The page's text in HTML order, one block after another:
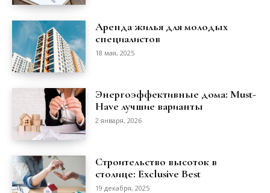
Аренда жилья для молодых
специалистов
18 мая, 2025
Энергоэффективные дома: Must-
Have лучшие варианты
2 января, 2026
Строительство высоток в
столице: Exclusive Best
19 декабря, 2025